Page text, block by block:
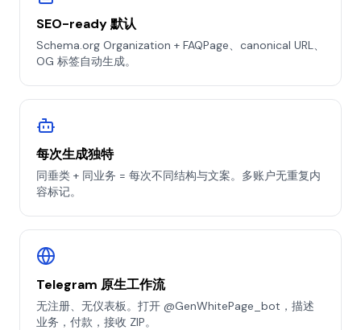
SEO-ready 默认
Schema.org Organization + FAQPage、canonical URL、
OG 标签自动生成。
每次生成独特
同垂类 + 同业务 = 每次不同结构与文案。多账户无重复内
容标记。
Telegram 原生工作流
无注册、无仪表板。打开 @GenWhitePage_bot，描述
业务，付款，接收 ZIP。